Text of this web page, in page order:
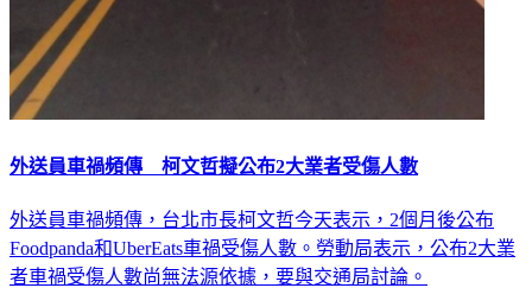
外送員車禍頻傳 柯文哲擬公布2大業者受傷人數
外送員車禍頻傳，台北市長柯文哲今天表示，2個月後公布
Foodpanda和UberEats車禍受傷人數。勞動局表示，公布2大業
者車禍受傷人數尚無法源依據，要與交通局討論。